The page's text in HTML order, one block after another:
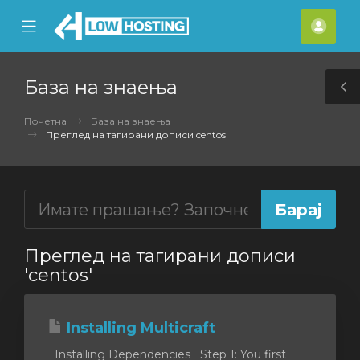
Mobile
Menu
База на знаења
Почетна
База на знаења
Преглед на тагирани дописи centos
Преглед на тагирани дописи
'centos'
Installing Multicraft
Installing Dependencies Step 1: You first